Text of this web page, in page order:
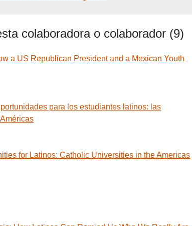
colaboradora o colaborador (9)
a US Republican President and a Mexican Youth
para los estudiantes latinos: las
for Latinos: Catholic Universities in the Americas